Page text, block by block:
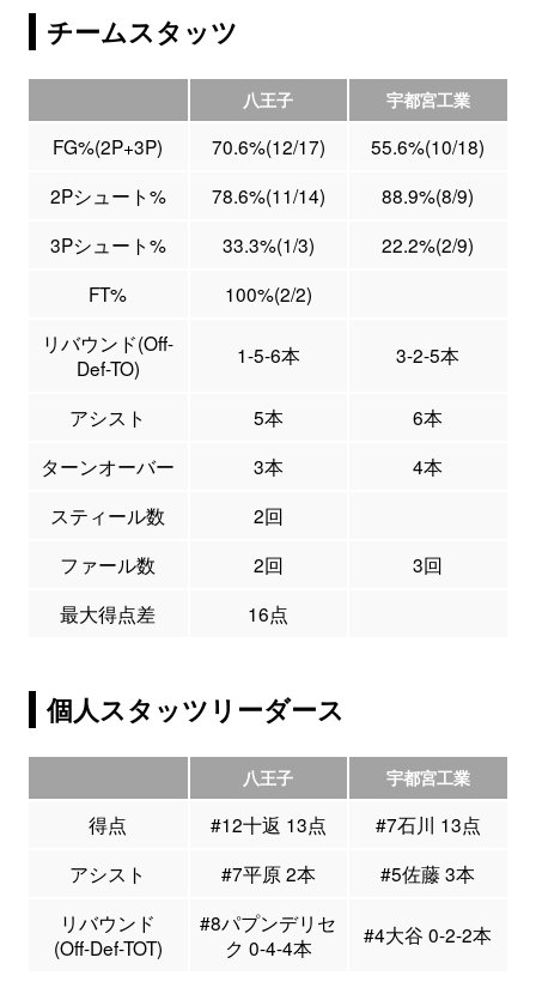
チームスタッツ
八王子 宇都宮工業
FG%(2P+3P) 70.6%(12/17)
55.6%(10/18)
2Pシュート%
78.6%(11/14)
88.9%(8/9)
3Pシュート%
33.3%(1/3)
22.2%(2/9)
FT%
100%(2/2)
リバウンド(Off-
Def-TO)
1-5-6本 3-2-5本
アシスト 5本
6本
ターンオーバー
3本
4本
スティール数
2回
ファール数
2回
3回
最大得点差
16点
個人スタッツリーダース
八王子 宇都宮工業
得点 #12十返 13点
#7石川 13点
アシスト
#7平原 2本
#5佐藤 3本
リバウンド
(Off-Def-TOT)
#8パプンデリセ
ク 0-4-4本
#4大谷 0-2-2本